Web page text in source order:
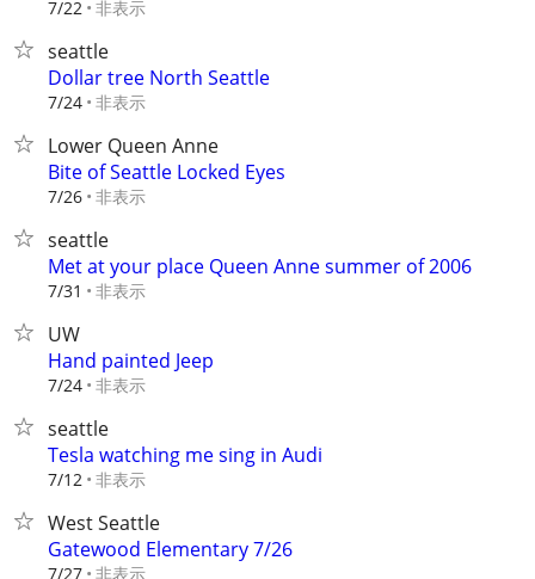
7/22 非表示
seattle
Dollar tree North Seattle
7/24 非表示
Lower Queen Anne
Bite of Seattle Locked Eyes
7/26 非表示
seattle
Met at your place Queen Anne summer of 2006
7/31 非表示
UW
Hand painted Jeep
7/24 非表示
seattle
Tesla watching me sing in Audi
7/12 非表示
West Seattle
Gatewood Elementary 7/26
7/27 非表示